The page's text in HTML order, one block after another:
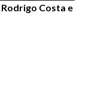
Rodrigo Costa e